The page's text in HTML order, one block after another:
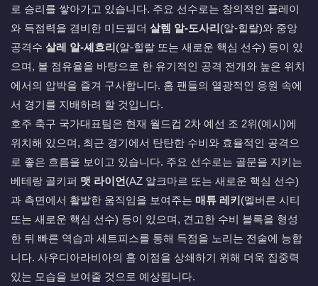
로 승리를 쌓아가고 있습니다. 주요 선수로는 창의적인 플레이
와 득점력을 겸비한 미드필더 살렘 알-도사리(알-힐랄)와 중앙
공격수 살레 알-셰흐리(알-힐랄 또는 새로운 핵심 선수) 등이 있
으며, 볼 점유율을 바탕으로 한 유기적인 공격 전개와 높은 위치
에서의 압박을 즐겨 구사합니다. 홈 팬들의 열광적인 응원 속에
서 경기를 지배하려 할 것입니다.
호주 축구 국가대표팀은 현재 월드컵 2차 예선 조 2위(예시)에
위치해 있으며, 최근 경기에서 탄탄한 수비와 효율적인 공격으
로 좋은 흐름을 보이고 있습니다. 주요 선수로는 골문을 지키는
베테랑 골키퍼 맷 라이언(AZ 알크마르 또는 새로운 핵심 선수)
과 측면에서 활발한 움직임을 보여주는 매튜 레키(멜버른 시티
또는 새로운 핵심 선수) 등이 있으며, 견고한 수비 블록을 형성
한 뒤 빠른 역습과 세트피스를 통해 득점을 노리는 전술에 능합
니다. 사우디아라비아의 홈 이점을 상쇄하기 위해 더욱 집중력
있는 모습을 보여줄 것으로 예상됩니다.